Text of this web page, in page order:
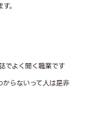
。
でよく聞く職業です
らないって人は是非